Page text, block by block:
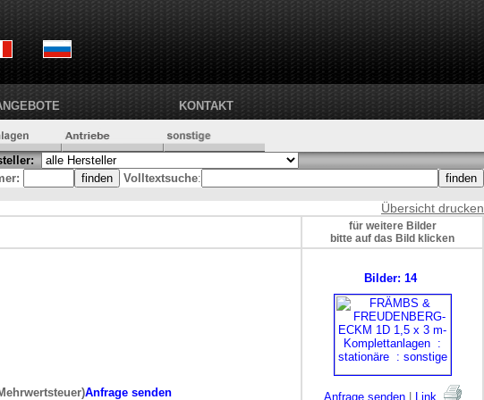
KONTAKT
Volltextsuche:
Übersicht drucken
für weitere Bilder
bitte auf das Bild klicken
Anfrage senden
Bilder: 14
Anfrage senden| Link